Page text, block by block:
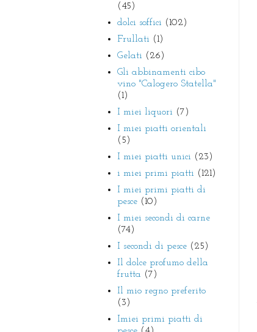
(45)
dolci soffici (102)
Frullati (1)
Gelati (26)
Gli abbinamenti cibo
vino "Calogero Statella"
(1)
I miei liquori (7)
I miei piatti orientali
(5)
I miei piatti unici (23)
i miei primi piatti (121)
I miei primi piatti di
pesce (10)
I miei secondi di carne
(74)
I secondi di pesce (25)
Il dolce profumo della
frutta (7)
Il mio regno preferito
(3)
Imiei primi piatti di